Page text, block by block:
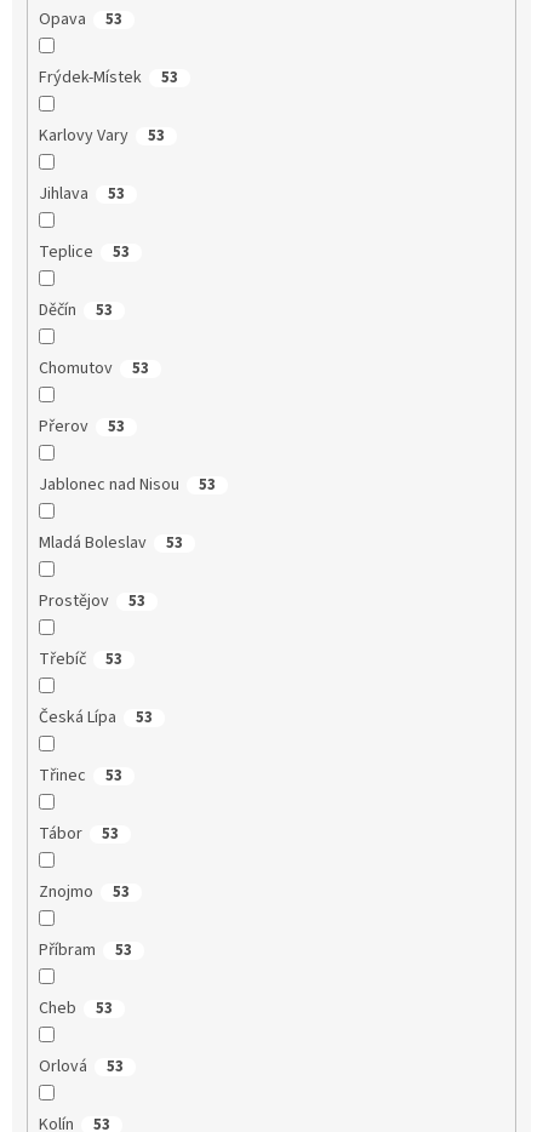
Opava 53
Frýdek-Místek 53
Karlovy Vary 53
Jihlava 53
Teplice 53
Děčín 53
Chomutov 53
Přerov 53
Jablonec nad Nisou 53
Mladá Boleslav 53
Prostějov 53
Třebíč 53
Česká Lípa 53
Třinec 53
Tábor 53
Znojmo 53
Příbram 53
Cheb 53
Orlová 53
Kolín 53